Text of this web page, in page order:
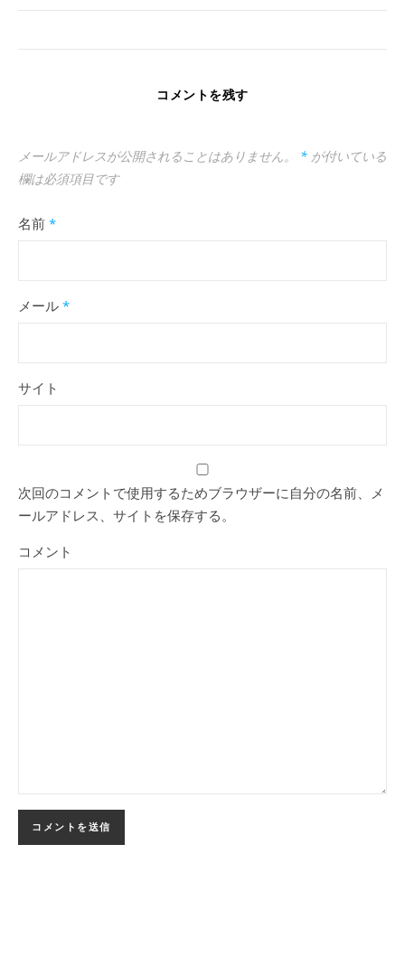
コメントを残す
メールアドレスが公開されることはありません。 * が付いている
欄は必須項目です
名前 *
メール *
サイト
次回のコメントで使用するためブラウザーに自分の名前、メ
ールアドレス、サイトを保存する。
コメント